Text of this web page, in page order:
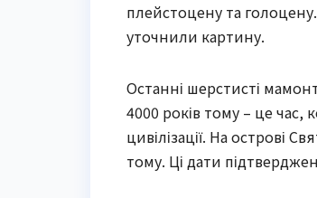
плейстоцену та
уточнили картину.
Останні шерстисті
4000 років тому – це час,
цивілізації. На острові
тому. Ці дати